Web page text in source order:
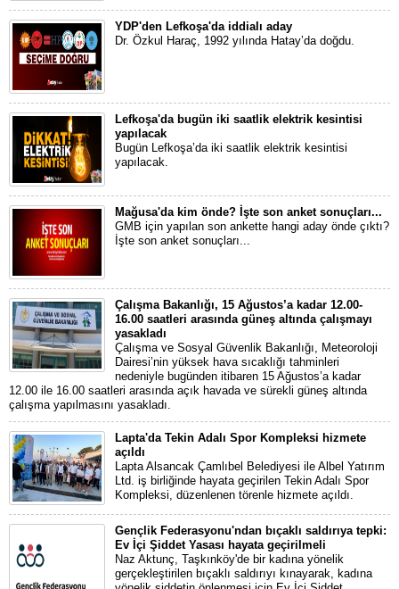
YDP'den Lefkoşa'da iddialı aday
Dr. Özkul Haraç, 1992 yılında Hatay’da doğdu.
Lefkoşa'da bugün iki saatlik elektrik kesintisi
yapılacak
Bugün Lefkoşa’da iki saatlik elektrik kesintisi
yapılacak.
Mağusa'da kim önde? İşte son anket sonuçları...
GMB için yapılan son ankette hangi aday önde çıktı?
İşte son anket sonuçları...
Çalışma Bakanlığı, 15 Ağustos’a kadar 12.00-
16.00 saatleri arasında güneş altında çalışmayı
yasakladı
Çalışma ve Sosyal Güvenlik Bakanlığı, Meteoroloji
Dairesi’nin yüksek hava sıcaklığı tahminleri
nedeniyle bugünden itibaren 15 Ağustos’a kadar
12.00 ile 16.00 saatleri arasında açık havada ve sürekli güneş altında
çalışma yapılmasını yasakladı.
Lapta'da Tekin Adalı Spor Kompleksi hizmete
açıldı
Lapta Alsancak Çamlıbel Belediyesi ile Albel Yatırım
Ltd. iş birliğinde hayata geçirilen Tekin Adalı Spor
Kompleksi, düzenlenen törenle hizmete açıldı.
Gençlik Federasyonu'ndan bıçaklı saldırıya tepki:
Ev İçi Şiddet Yasası hayata geçirilmeli
Naz Aktunç, Taşkınköy'de bir kadına yönelik
gerçekleştirilen bıçaklı saldırıyı kınayarak, kadına